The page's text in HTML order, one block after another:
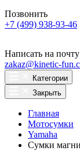
Позвонить
+7 (499) 938-93-46
Написать на почту
zakaz@kinetic-
Категории
Закрыть
Главная
Мотосумки
Yamaha
Сумки